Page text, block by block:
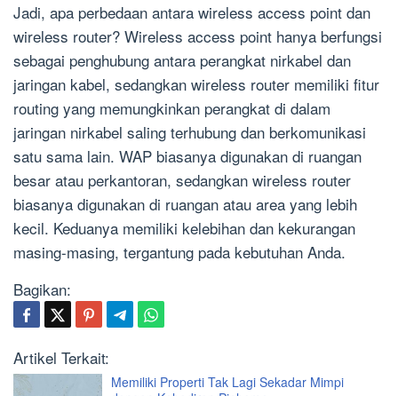
Jadi, apa perbedaan antara wireless access point dan
wireless router? Wireless access point hanya berfungsi
sebagai penghubung antara perangkat nirkabel dan
jaringan kabel, sedangkan wireless router memiliki fitur
routing yang memungkinkan perangkat di dalam
jaringan nirkabel saling terhubung dan berkomunikasi
satu sama lain. WAP biasanya digunakan di ruangan
besar atau perkantoran, sedangkan wireless router
biasanya digunakan di ruangan atau area yang lebih
kecil. Keduanya memiliki kelebihan dan kekurangan
masing-masing, tergantung pada kebutuhan Anda.
Bagikan:
Artikel Terkait:
Memiliki Properti Tak Lagi Sekadar Mimpi